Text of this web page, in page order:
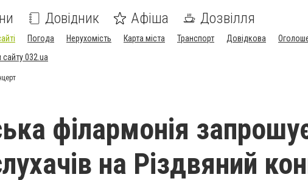
Довідник Афіша Дозвілля
Погода Нерухомість Карта міста Транспорт Довідкова
032.ua
філармонія
на Різдвяний